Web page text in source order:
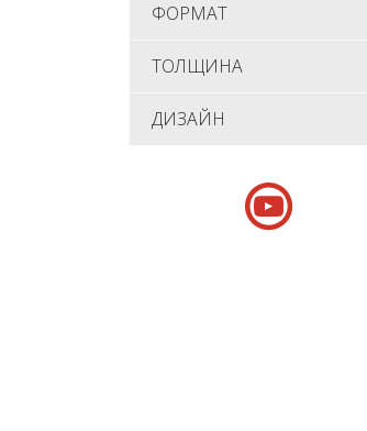
ФОРМАТ
ТОЛЩИНА
ДИЗАЙН